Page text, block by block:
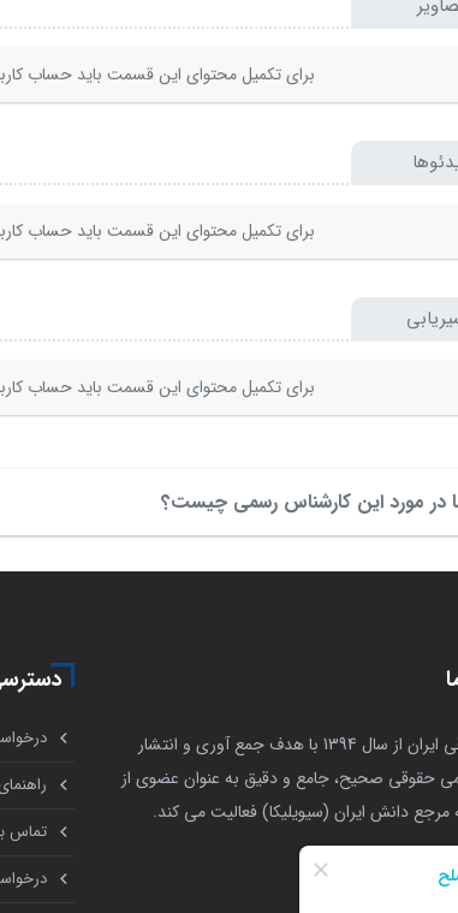
برای تکمیل محتوای این قسمت باید حساب
برای تکمیل محتوای این قسمت باید حساب
برای تکمیل محتوای این قسمت باید حساب
در مورد این کارشناس رسمی چیست؟
مرجع حقوقی ایران از سال 1394 با هدف جمع آوری و انتشار
حقوقی صحیح، جامع و دقیق به عنوان عضوی از
مرجع دانش ایران (سیویلیکا) فعالیت می کند.
تماس